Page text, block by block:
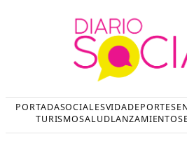
PORTADASOCIALESVIDADEPORTES
TURISMOSALUDLANZAMIENTOS